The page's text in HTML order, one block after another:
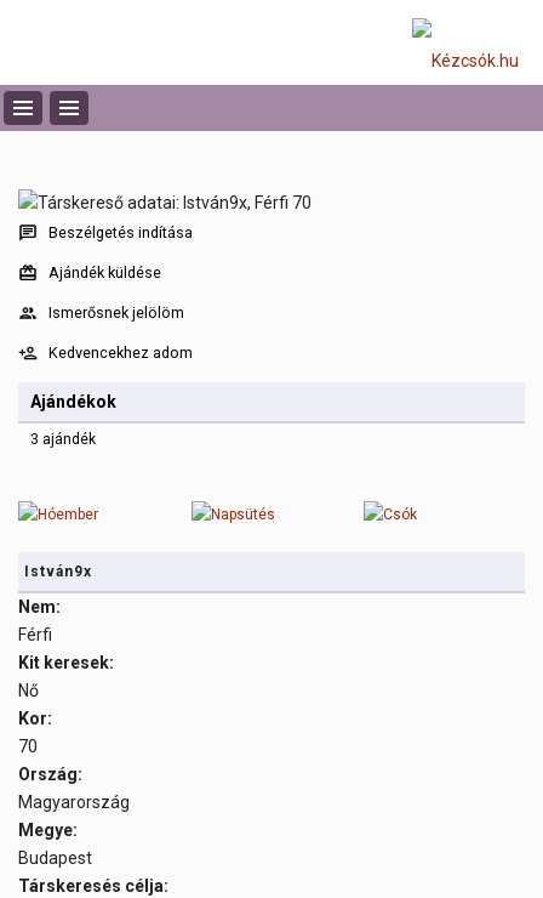
Beszélgetés indítása
Ajándék küldése
Ismerősnek jelölöm
Kedvencekhez adom
Ajándékok
3 ajándék
István9x
Nem:
Férfi
Kit keresek:
Nő
Kor:
70
Ország:
Magyarország
Megye:
Budapest
Társkeresés célja: